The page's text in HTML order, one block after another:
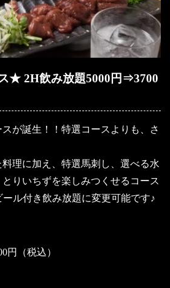
★ 2H飲み放題5000円⇒3700
が誕生！！特選コースよりも、さ
理に加え、特選馬刺し、選べる水
りいちずを楽しみつくせるコース
ル付き飲み放題に変更可能です♪
円（税込）